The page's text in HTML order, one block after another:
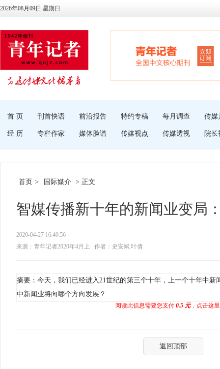
2026年08月09日 星期日
首 页 刊首快语 前沿报告 特约专稿 每月调查 传媒
经 历 专栏作家 媒体脸谱 传媒视点 传媒透视 院长
首页 > 国际媒介 > 正文
智媒传播新十年的新闻业变局
2020-04-27 16:40:56
来源：青年记者2020年4月上
作者：史安斌 叶倩
摘要：今天，我们已经进入21世纪的第三个十年，上一个十年中
中新闻业将向哪个方向发展？
阅读此信息需要您支付 0.5 元，点击这
返回顶部